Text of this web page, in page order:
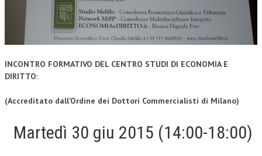
ARCHIVIO CORSI 2015
DIVENTA SOCIO
BROCHURE CE.S.E.D.
COMITATO SCIENTIFICO
INCONTRO FORMATIVO DEL CENTRO STUDI DI ECONOMIA E
DIRITTO:
(Accreditato dall’Ordine dei Dottori Commercialisti di Milano)
Martedì 30 giu 2015 (14:00-18:00)